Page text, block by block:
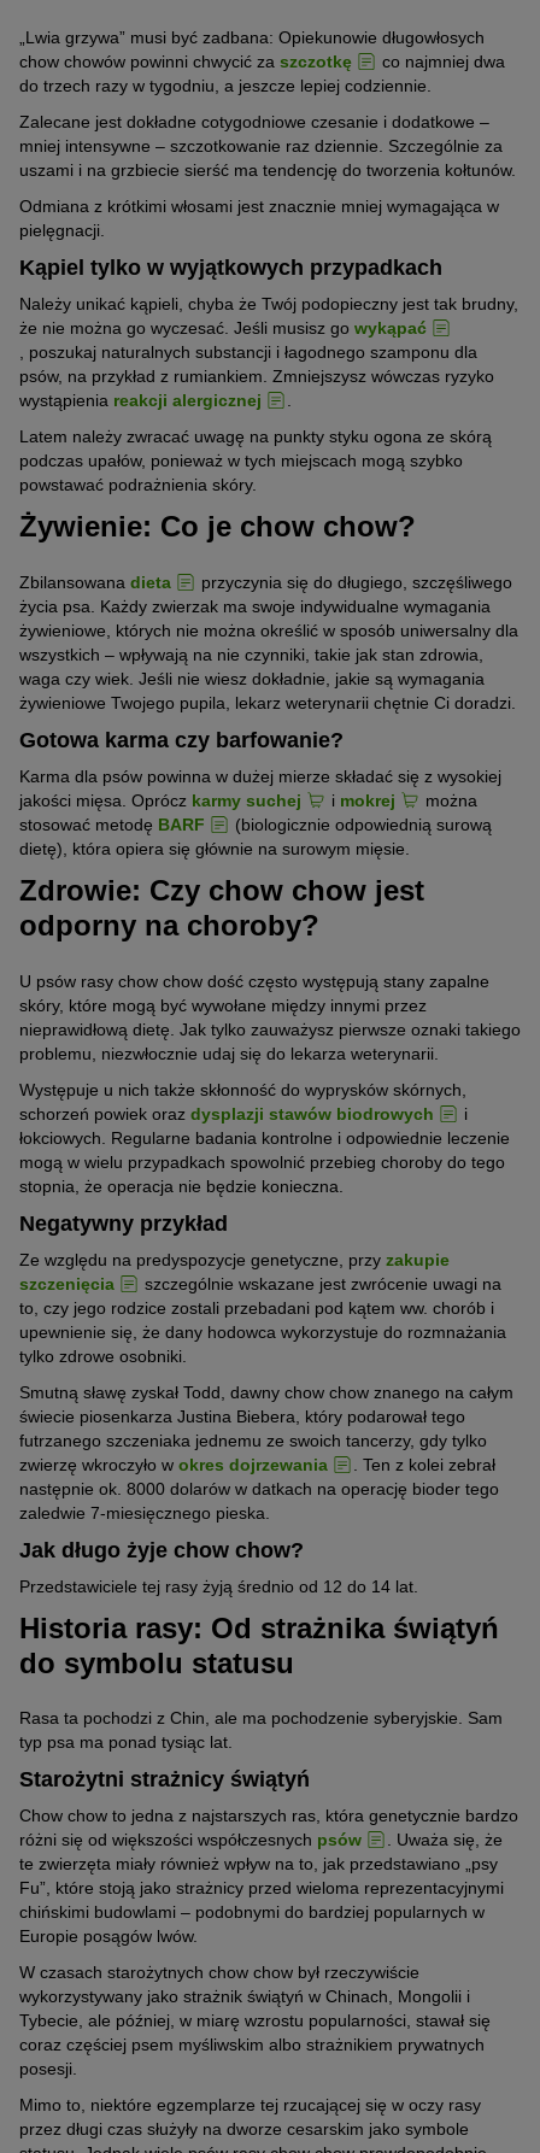
„Lwia grzywa” musi być zadbana: Opiekunowie długowłosych
chow chowów powinni chwycić za szczotkę
co najmniej dwa
do trzech razy w tygodniu, a jeszcze lepiej codziennie.
Zalecane jest dokładne cotygodniowe czesanie i dodatkowe –
mniej intensywne – szczotkowanie raz dziennie. Szczególnie za
uszami i na grzbiecie sierść ma tendencję do tworzenia kołtunów.
Odmiana z krótkimi włosami jest znacznie mniej wymagająca w
pielęgnacji.
Kąpiel tylko w wyjątkowych przypadkach
Należy unikać kąpieli, chyba że Twój podopieczny jest tak brudny,
że nie można go wyczesać. Jeśli musisz go wykąpać
, poszukaj naturalnych substancji i łagodnego szamponu dla
psów, na przykład z rumiankiem. Zmniejszysz wówczas ryzyko
wystąpienia reakcji alergicznej
.
Latem należy zwracać uwagę na punkty styku ogona ze skórą
podczas upałów, ponieważ w tych miejscach mogą szybko
powstawać podrażnienia skóry.
Żywienie: Co je chow chow?
Zbilansowana dieta
przyczynia się do długiego, szczęśliwego
życia psa. Każdy zwierzak ma swoje indywidualne wymagania
żywieniowe, których nie można określić w sposób uniwersalny dla
wszystkich – wpływają na nie czynniki, takie jak stan zdrowia,
waga czy wiek. Jeśli nie wiesz dokładnie, jakie są wymagania
żywieniowe Twojego pupila, lekarz weterynarii chętnie Ci doradzi.
Gotowa karma czy barfowanie?
Karma dla psów powinna w dużej mierze składać się z wysokiej
jakości mięsa. Oprócz karmy suchej i mokrej
można
stosować metodę BARF
(biologicznie odpowiednią surową
dietę), która opiera się głównie na surowym mięsie.
Zdrowie: Czy chow chow jest
odporny na choroby?
U psów rasy chow chow dość często występują stany zapalne
skóry, które mogą być wywołane między innymi przez
nieprawidłową dietę. Jak tylko zauważysz pierwsze oznaki takiego
problemu, niezwłocznie udaj się do lekarza weterynarii.
Występuje u nich także skłonność do wyprysków skórnych,
schorzeń powiek oraz dysplazji stawów biodrowych
i
łokciowych. Regularne badania kontrolne i odpowiednie leczenie
mogą w wielu przypadkach spowolnić przebieg choroby do tego
stopnia, że operacja nie będzie konieczna.
Negatywny przykład
Ze względu na predyspozycje genetyczne, przy zakupie
szczenięcia
szczególnie wskazane jest zwrócenie uwagi na
to, czy jego rodzice zostali przebadani pod kątem ww. chorób i
upewnienie się, że dany hodowca wykorzystuje do rozmnażania
tylko zdrowe osobniki.
Smutną sławę zyskał Todd, dawny chow chow znanego na całym
świecie piosenkarza Justina Biebera, który podarował tego
futrzanego szczeniaka jednemu ze swoich tancerzy, gdy tylko
zwierzę wkroczyło w okres dojrzewania
. Ten z kolei zebrał
następnie ok. 8000 dolarów w datkach na operację bioder tego
zaledwie 7-miesięcznego pieska.
Jak długo żyje chow chow?
Przedstawiciele tej rasy żyją średnio od 12 do 14 lat.
Historia rasy: Od strażnika świątyń
do symbolu statusu
Rasa ta pochodzi z Chin, ale ma pochodzenie syberyjskie. Sam
typ psa ma ponad tysiąc lat.
Starożytni strażnicy świątyń
Chow chow to jedna z najstarszych ras, która genetycznie bardzo
różni się od większości współczesnych psów
. Uważa się, że
te zwierzęta miały również wpływ na to, jak przedstawiano „psy
Fu”, które stoją jako strażnicy przed wieloma reprezentacyjnymi
chińskimi budowlami – podobnymi do bardziej popularnych w
Europie posągów lwów.
W czasach starożytnych chow chow był rzeczywiście
wykorzystywany jako strażnik świątyń w Chinach, Mongolii i
Tybecie, ale później, w miarę wzrostu popularności, stawał się
coraz częściej psem myśliwskim albo strażnikiem prywatnych
posesji.
Mimo to, niektóre egzemplarze tej rzucającej się w oczy rasy
przez długi czas służyły na dworze cesarskim jako symbole